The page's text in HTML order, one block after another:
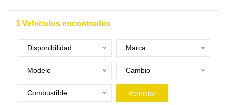
1 Vehículos encontrados
Disponibilidad Marca
Modelo Cambio
Combustible Reiniciar